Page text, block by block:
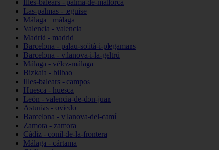
Illes-balears - palma-de-mallorca
Las-palmas - teguise
Málaga - málaga
Valencia - valencia
Madrid - madrid
Barcelona - palau-solità-i-plegamans
Barcelona - vilanova-i-la-geltrú
Málaga - vélez-málaga
Bizkaia - bilbao
Illes-balears - campos
Huesca - huesca
León - valencia-de-don-juan
Asturias - oviedo
Barcelona - vilanova-del-camí
Zamora - zamora
Cádiz - conil-de-la-frontera
Málaga - cártama